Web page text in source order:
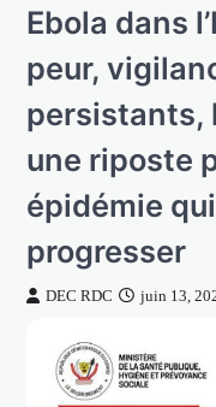
Ebola dans
peur,
persistants,
une riposte
épidémie
progresser
DEC RDC juin 13,